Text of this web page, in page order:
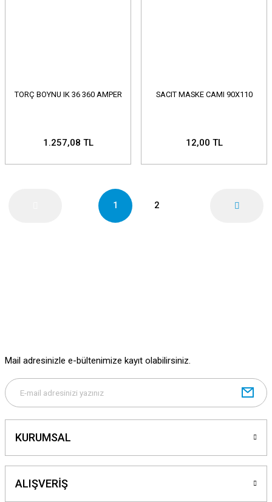
TORÇ BOYNU IK 36 360 AMPER
1.257,08 TL
SACIT MASKE CAMI 90X110
12,00 TL
1 2
Mail adresinizle e-bültenimize kayıt olabilirsiniz.
KURUMSAL
ALIŞVERİŞ